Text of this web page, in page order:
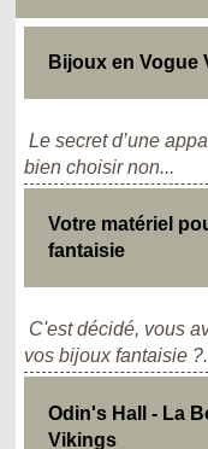
Bijoux en Vogue
Le secret d’une
bien choisir non...
Votre matériel
fantaisie
C'est décidé, vous
vos bijoux fantaisie
Odin's Hall - La
Vikings